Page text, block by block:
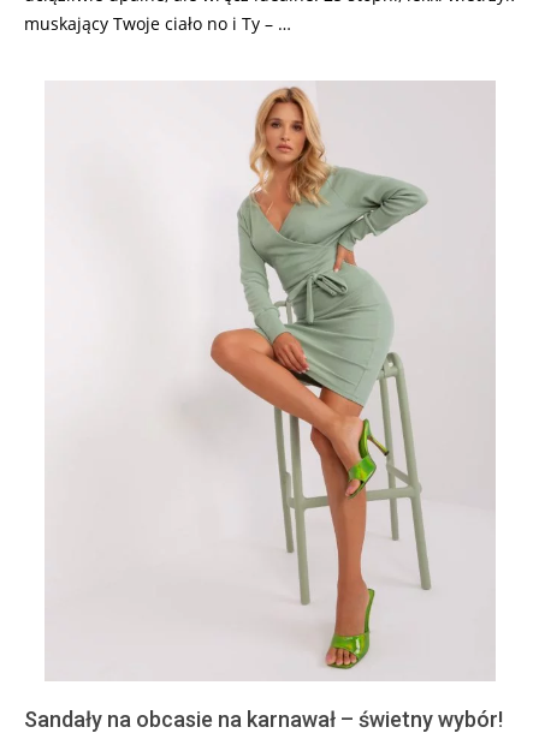
muskający Twoje ciało no i Ty – …
Sandały na obcasie na karnawał – świetny wybór!